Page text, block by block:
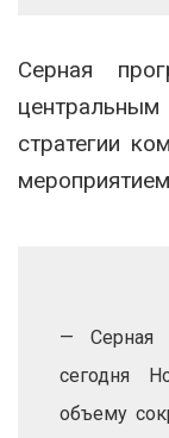
Серная
стратегии
— Серная
сегодня
объему